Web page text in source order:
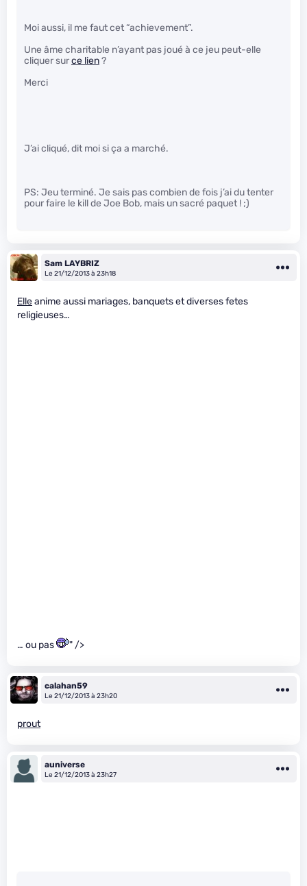
Moi aussi, il me faut cet “achievement”.
Une âme charitable n’ayant pas joué à ce jeu peut-elle
cliquer surce lien?
Merci
J’ai cliqué, dit moi si ça a marché.
PS: Jeu terminé. Je sais pas combien de fois j’ai du tenter
pour faire le kill de Joe Bob, mais un sacré paquet ! ;)
Sam LAYBRIZ
Le 21/12/2013 à 23h18
Elleanime aussi mariages, banquets et diverses fetes
religieuses…
… ou pas " />
calahan59
Le 21/12/2013 à 23h20
prout
auniverse
Le 21/12/2013 à 23h27